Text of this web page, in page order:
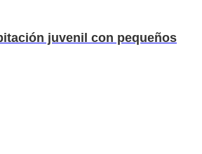
juvenil con pequeños